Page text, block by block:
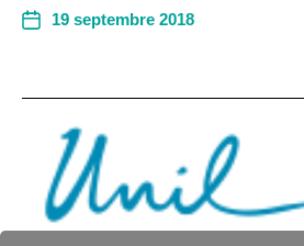
19 septembre 2018